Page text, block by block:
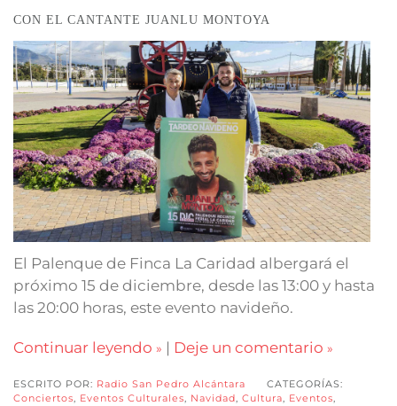
CON EL CANTANTE JUANLU MONTOYA
El Palenque de Finca La Caridad albergará el
próximo 15 de diciembre, desde las 13:00 y hasta
las 20:00 horas, este evento navideño.
Continuar leyendo | Deje un comentario
ESCRITO POR: Radio San Pedro Alcántara
CATEGORÍAS:
Conciertos, Eventos Culturales, Navidad, Cultura, Eventos,